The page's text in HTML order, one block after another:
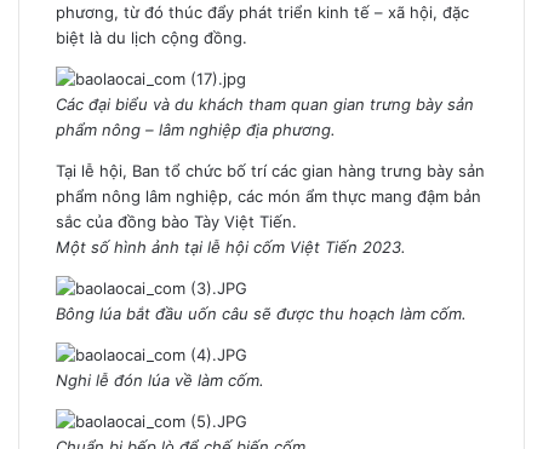
phương, từ đó thúc đẩy phát triển kinh tế – xã hội, đặc
biệt là du lịch cộng đồng.
Các đại biểu và du khách tham quan gian trưng bày sản
phẩm nông – lâm nghiệp địa phương.
Tại lễ hội, Ban tổ chức bố trí các gian hàng trưng bày sản
phẩm nông lâm nghiệp, các món ẩm thực mang đậm bản
sắc của đồng bào Tày Việt Tiến.
Một số hình ảnh tại lễ hội cốm Việt Tiến 2023.
Bông lúa bắt đầu uốn câu sẽ được thu hoạch làm cốm.
Nghi lễ đón lúa về làm cốm.